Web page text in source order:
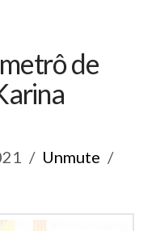
de
Unmute